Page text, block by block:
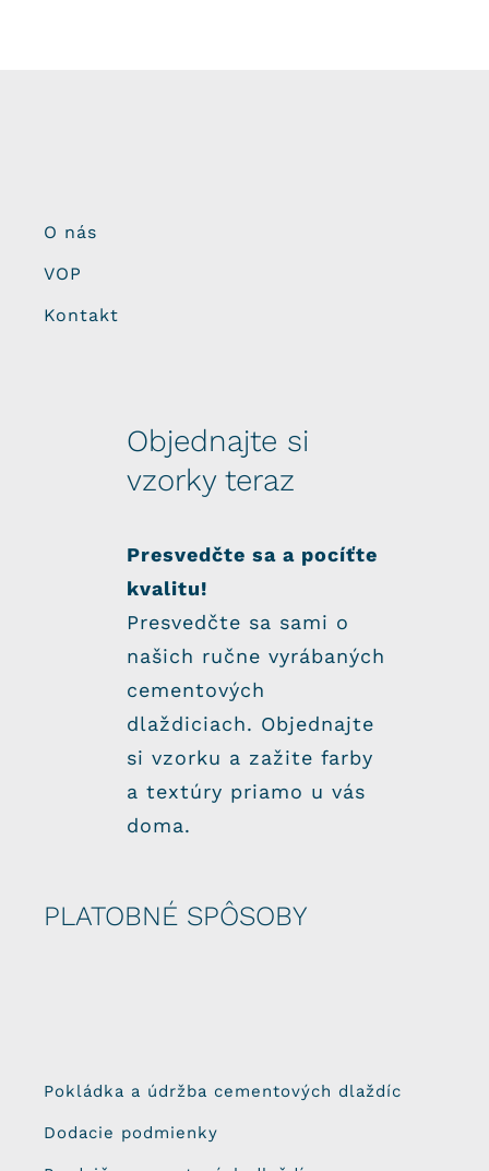
O nás
VOP
Kontakt
Pokládka a údržba cementových dlaždíc
Dodacie podmienky
Objednajte si
vzorky teraz
Presvedčte sa a pocíťte
kvalitu!
Presvedčte sa sami o
našich ručne vyrábaných
cementových
dlaždiciach. Objednajte
si vzorku a zažite farby
a textúry priamo u vás
doma.
PLATOBNÉ SPÔSOBY